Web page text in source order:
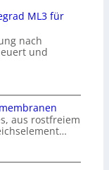
ML3 für
nach
und
aus rostfreiem